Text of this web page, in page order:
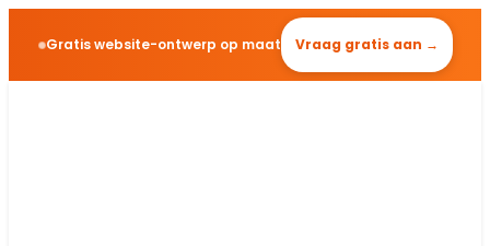
Gratis website-ontwerp op maat Vraag gratis aan →